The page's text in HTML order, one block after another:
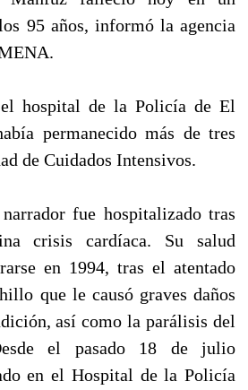
95 años, informó la agencia
hospital de la Policía de El
permanecido más de tres
de Cuidados Intensivos.
fue hospitalizado tras
crisis cardíaca. Su salud
en 1994, tras el atentado
que le causó graves daños
así como la parálisis del
el pasado 18 de julio
en el Hospital de la Policía